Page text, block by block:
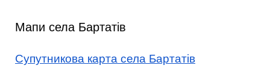
Мапи села Бартатів
Супутникова карта села Бартатів